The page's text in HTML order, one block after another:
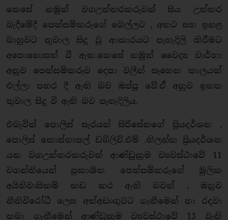
කෙසේ නමුත් වගඋත්තරකරුවන් සිය උත්තර
බැදීමේදී පෙත්සම්කරුගේ බෙල්ලට , අතට සහ ඉහළ
බාහුවට තුවාල සිදු වූ ආකාරයට පැහැදිලි කිරීමට
අපොහොසත් වී ඇත.කෙසේ නමුත් වෛද්‍ය වාර්තා
අනුව පෙත්සම්කරුව දෙපා වලීන් සෑහෙන කාලයක්
එල්ලා පහර දී ඇති බව ඔප්පු වේ.ඒ අනුව ඉහත
තුවාල සිදු වි ඇති බව පැහැදිලිය.
එබැවින් පොලිස් සැරයන් සිරිසේනගේ ප්‍රියදර්ශන ,
පොලිස් කොස්තාපල් ඩබ්ලිව්.එම් .නිලන්ත ප්‍රියදර්ශන
යන වගඋත්තරකරුවන් ආණ්ඩුක්‍රම ව්‍යවස්ථාවේ 11
වගන්තියෙන් ප්‍රකාශීත පෙත්සම්කරුගේ මුලික
අයිතිවාසිකම් කඩ කර ඇති බවත් , ඔහුව
නීතිවිරෝධී ලෙස අත්අඩංගුවට ගැනීමෙන් හා රදවා
තබා ගැනීමෙන් ආණ්ඩුක්‍රම ව්‍යවස්ථාවේ 13 වැනි